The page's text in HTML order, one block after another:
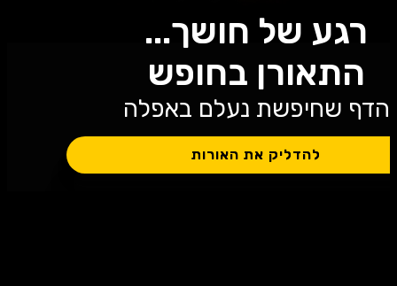
רגע של חושך...
התאורן בחופש
הדף שחיפשת נעלם באפלה
להדליק את האורות